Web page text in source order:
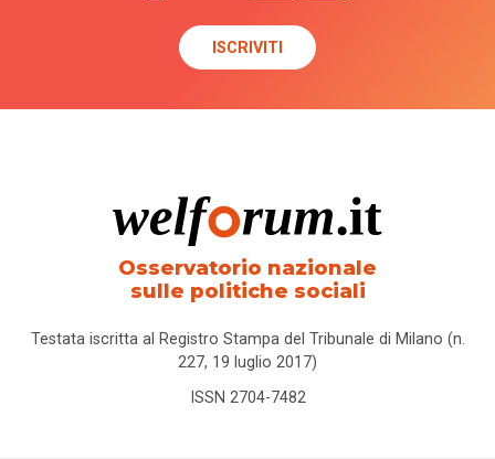
Osservatorio nazionale
sulle politiche sociali
Testata iscritta al Registro Stampa del Tribunale di Milano (n.
227, 19 luglio 2017)
ISSN 2704-7482